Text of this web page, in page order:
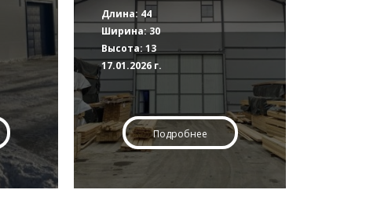
Длина: 44
Ширина: 30
Высота: 13
17.01.2026 г.
Подробнее